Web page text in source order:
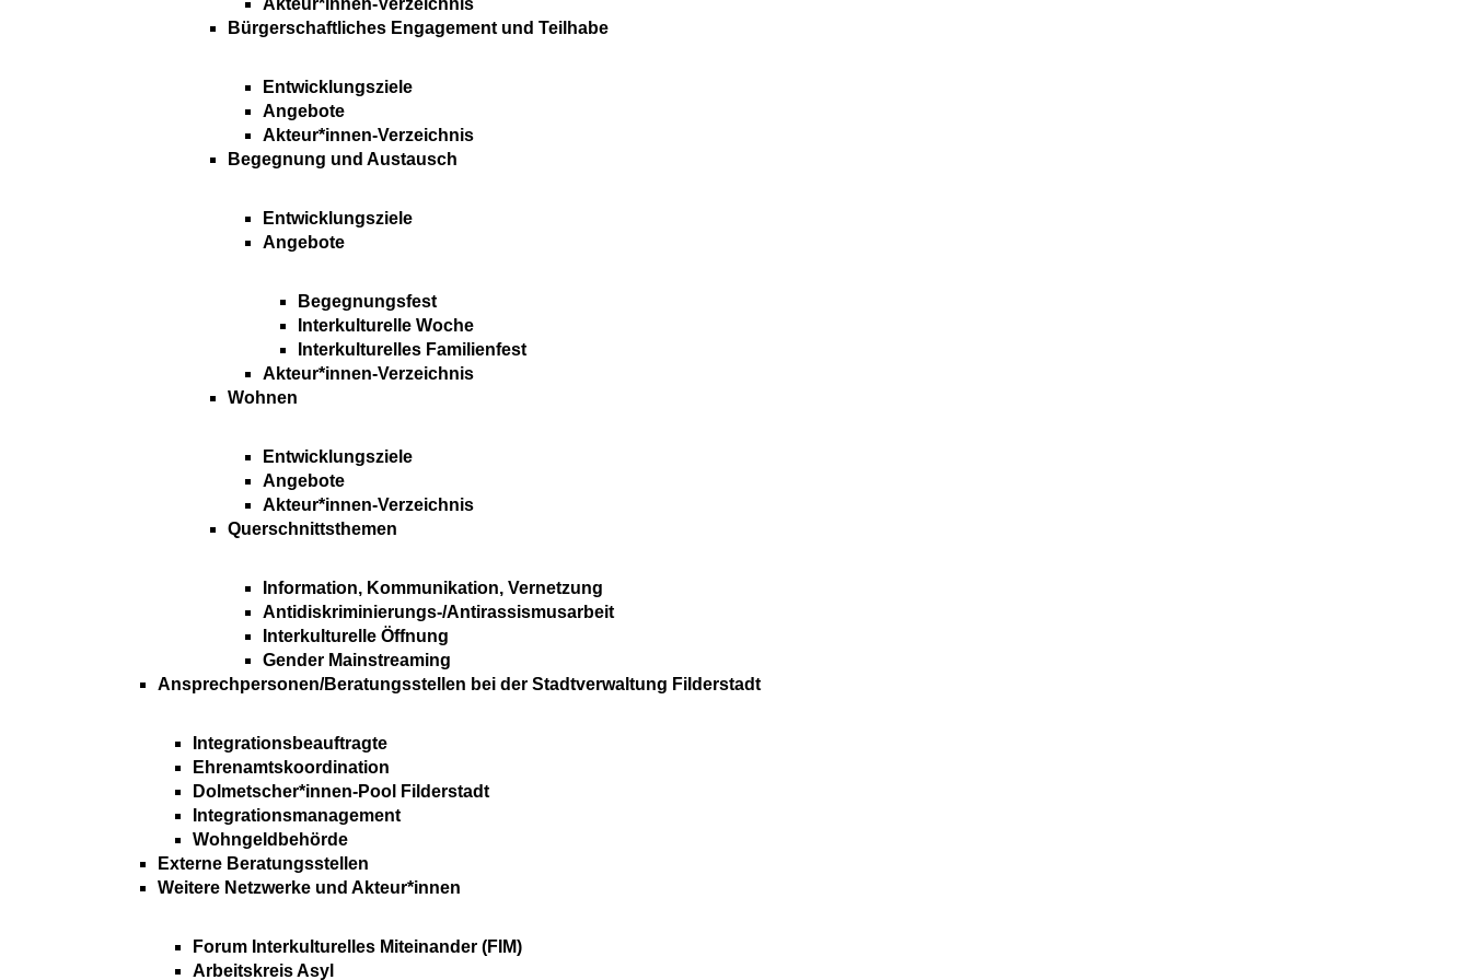
Bürgerschaftliches Engagement und Teilhabe
Entwicklungsziele
Angebote
Akteur*innen-Verzeichnis
Begegnung und Austausch
Entwicklungsziele
Angebote
Begegnungsfest
Interkulturelle Woche
Interkulturelles Familienfest
Akteur*innen-Verzeichnis
Wohnen
Entwicklungsziele
Angebote
Akteur*innen-Verzeichnis
Querschnittsthemen
Information, Kommunikation, Vernetzung
Antidiskriminierungs-/Antirassismusarbeit
Interkulturelle Öffnung
Gender Mainstreaming
Ansprechpersonen/Beratungsstellen bei der Stadtverwaltung Filderstadt
Integrationsbeauftragte
Ehrenamtskoordination
Dolmetscher*innen-Pool Filderstadt
Integrationsmanagement
Wohngeldbehörde
Externe Beratungsstellen
Weitere Netzwerke und Akteur*innen
Forum Interkulturelles Miteinander (FIM)
Arbeitskreis Asyl